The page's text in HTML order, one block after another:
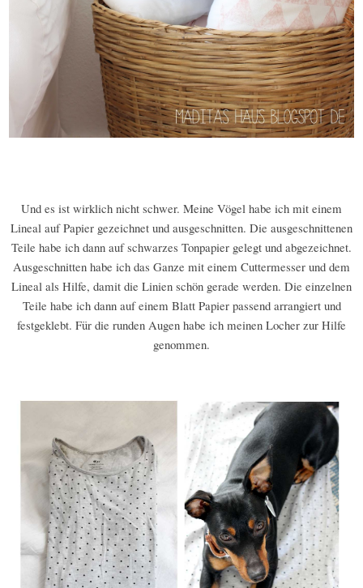
Und es ist wirklich nicht schwer. Meine Vögel habe ich mit einem
Lineal auf Papier gezeichnet und ausgeschnitten. Die ausgeschnittenen
Teile habe ich dann auf schwarzes Tonpapier gelegt und abgezeichnet.
Ausgeschnitten habe ich das Ganze mit einem Cuttermesser und dem
Lineal als Hilfe, damit die Linien schön gerade werden. Die einzelnen
Teile habe ich dann auf einem Blatt Papier passend arrangiert und
festgeklebt. Für die runden Augen habe ich meinen Locher zur Hilfe
genommen.